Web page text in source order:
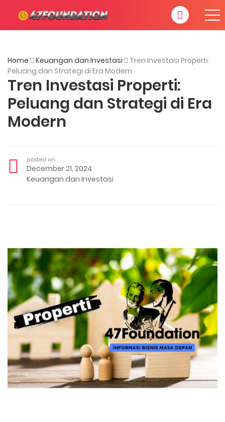
Home Keuangan dan Investasi
Tren Investasi Properti:
Peluang dan Strategi di Era Modern
Tren Investasi Properti:
Peluang dan Strategi di Era
Modern
posted on
December 21, 2024
Keuangan dan Investasi